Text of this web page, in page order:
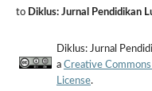
to Diklus: Jurnal Pendidikan
Diklus: Jurnal
a Creative
License.